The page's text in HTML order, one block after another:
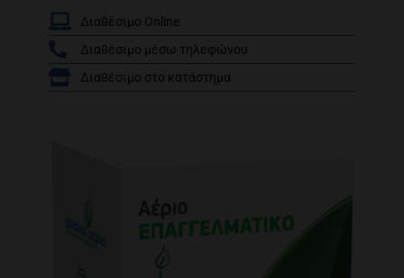
/
Διαθέσιμο Online
Διαθέσιμο μέσω τηλεφώνου
Διαθέσιμο στο κατάστημα